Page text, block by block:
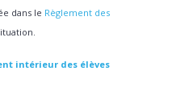
dans le Règlement des
intérieur des élèves